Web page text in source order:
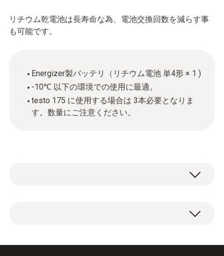
リチウム乾電池は長寿命な為、電池交換回数を減らす事
も可能です。
Energizer製バッテリ（リチウム電池 単4形 × 1 )
-10℃ 以下の環境での使用に最適。
testo 175 に使用する場合は 3本必要となりま
す。数量にご注意ください。